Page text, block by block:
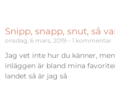
Snipp, snapp, snut, så
onsdag, 6 mars, 2019 1 kommentar
Jag vet inte hur du känner,
inläggen är bland mina
landet så är jag så